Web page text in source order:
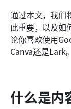
通过本文，我们
此重要，以及
论你喜欢使用
Canva还是Lark。
什么是内